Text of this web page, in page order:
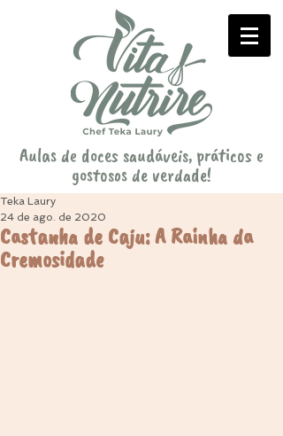
Aulas de doces saudáveis, práticos e
gostosos de verdade!
Castanha de Caju: A Rainha da
Cremosidade
Teka Laury
24 de ago. de 2020